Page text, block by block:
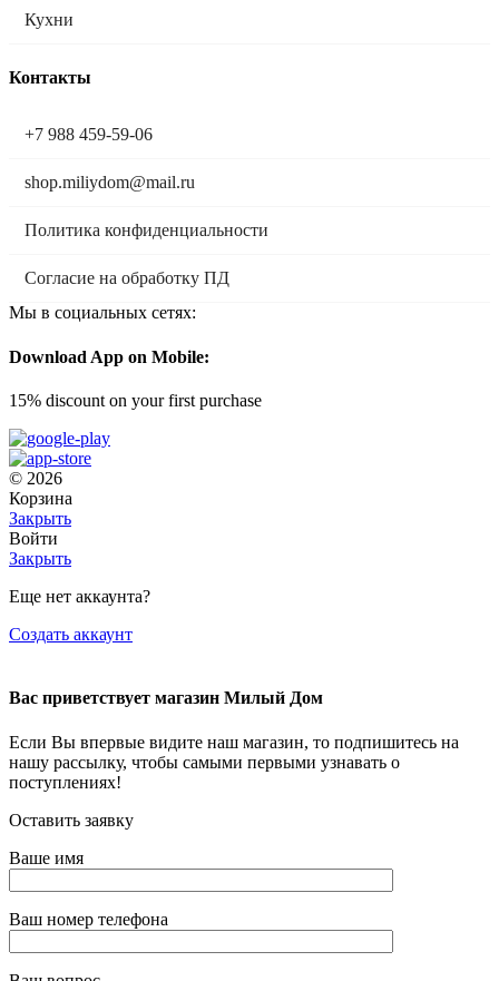
Кухни
Контакты
+7 988 459-59-06
shop.miliydom@mail.ru
Политика конфиденциальности
Согласие на обработку ПД
Мы в социальных сетях:
Download App on Mobile:
15% discount on your first purchase
© 2026
Корзина
Закрыть
Войти
Закрыть
Еще нет аккаунта?
Создать аккаунт
Вас приветствует магазин Милый Дом
Если Вы впервые видите наш магазин, то подпишитесь на
нашу рассылку, чтобы самыми первыми узнавать о
поступлениях!
Оставить заявку
Ваше имя
Ваш номер телефона